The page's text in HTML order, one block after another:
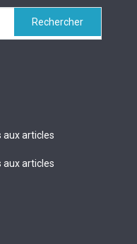
aux articles
aux articles